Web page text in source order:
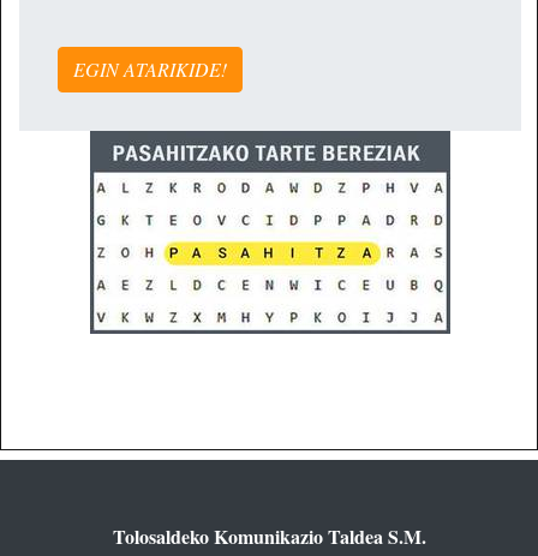
EGIN ATARIKIDE!
Tolosaldeko Komunikazio Taldea S.M.